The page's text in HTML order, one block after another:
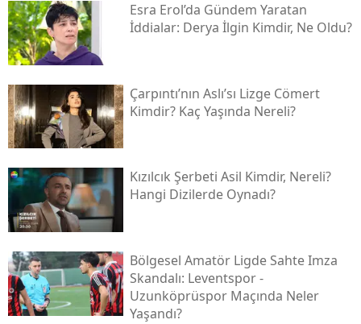
Esra Erol’da Gündem Yaratan
İddialar: Derya İlgin Kimdir, Ne Oldu?
Çarpıntı’nın Aslı’sı Lizge Cömert
Kimdir? Kaç Yaşında Nereli?
Kızılcık Şerbeti Asil Kimdir, Nereli?
Hangi Dizilerde Oynadı?
Bölgesel Amatör Ligde Sahte Imza
Skandalı: Leventspor -
Uzunköprüspor Maçında Neler
Yaşandı?